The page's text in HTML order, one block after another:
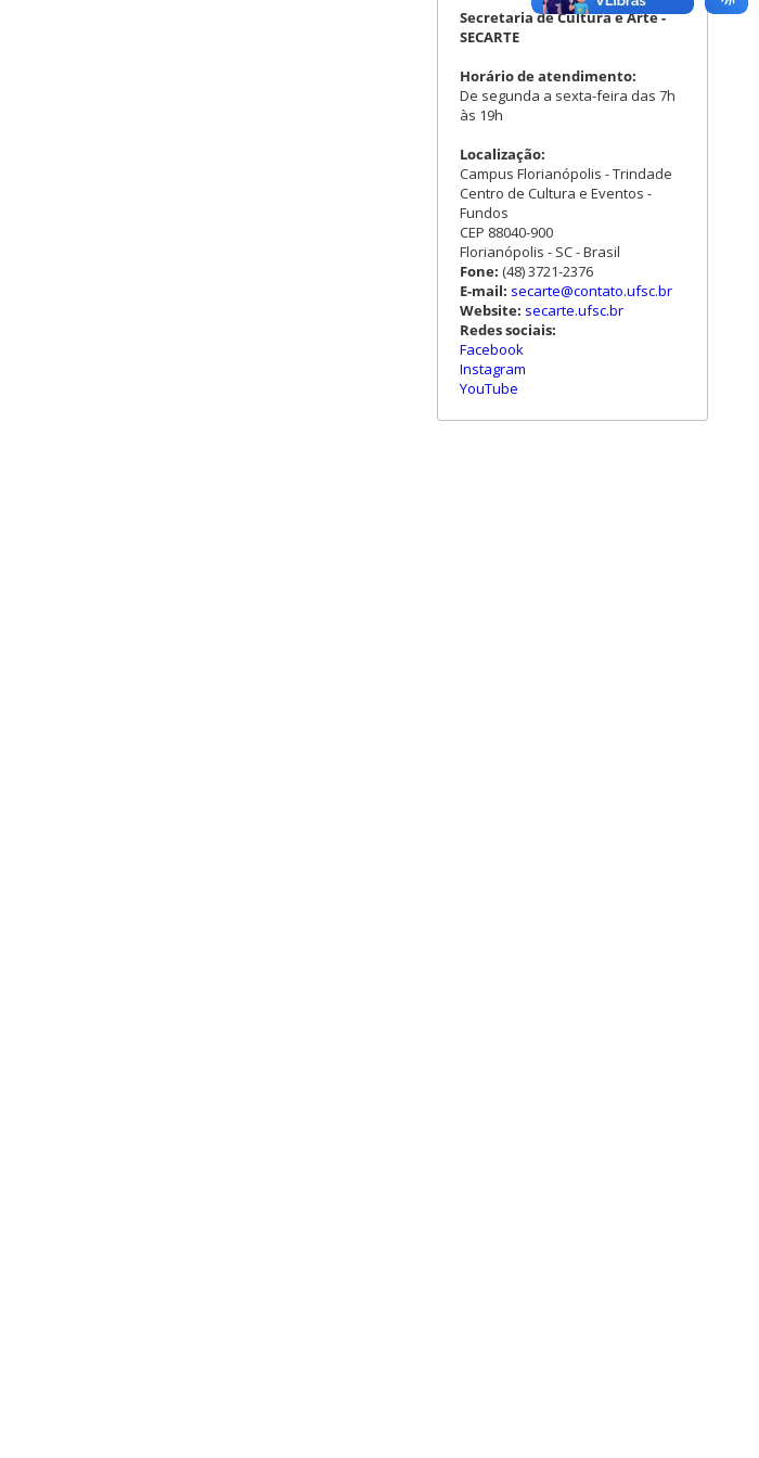
Secretaria de Cultura e Arte -
SECARTE
Horário de atendimento:
De segunda a sexta-feira das 7h
às 19h
Localização:
Campus Florianópolis - Trindade
Centro de Cultura e Eventos -
Fundos
CEP 88040-900
Florianópolis - SC - Brasil
Fone: (48) 3721-2376
E-mail: secarte@contato.ufsc.br
Website: secarte.ufsc.br
Redes sociais:
Facebook
Instagram
YouTube